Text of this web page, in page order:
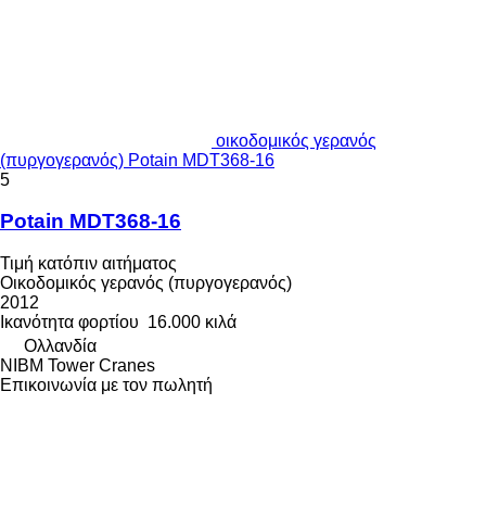
οικοδομικός γερανός
(πυργογερανός) Potain MDT368-16
5
Potain MDT368-16
Τιμή κατόπιν αιτήματος
Οικοδομικός γερανός (πυργογερανός)
2012
Ικανότητα φορτίου 16.000 κιλά
Ολλανδία
NIBM Tower Cranes
Επικοινωνία με τον πωλητή